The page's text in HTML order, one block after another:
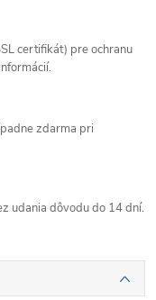
certifikát) pre ochranu
zdarma pri
udania dôvodu do 14 dní.